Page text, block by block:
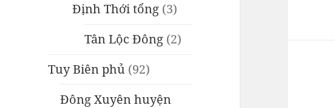
Định Thới tổng (3)
Tân Lộc Đông (2)
Tuy Biên phủ (92)
Đông Xuyên huyện